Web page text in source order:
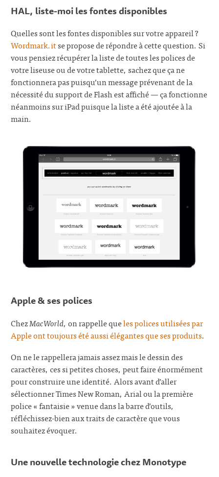
HAL, liste-moi les fontes disponibles
Quelles sont les fontes disponibles sur votre appareil ?
Wordmark.itse propose de répondre à cette question. Si
vous pensiez récupérer la liste de toutes les polices de
votre liseuse ou de votre tablette, sachez que ça ne
fonctionnera pas puisqu’un message prévenant de la
nécessité du support de Flash est affiché — ça fonctionne
néanmoins sur iPad puisque la liste a été ajoutée à la
main.
Apple & ses polices
ChezMacWorld, on rappelle queles polices utilisées par
Apple ont toujours été aussi élégantes que ses produits.
On ne le rappellera jamais assez mais le dessin des
caractères, ces si petites choses, peut faire énormément
pour construire une identité. Alors avant d’aller
sélectionner Times New Roman, Arial ou la première
police « fantaisie » venue dans la barre d’outils,
réfléchissez-bien aux traits de caractère que vous
souhaitez évoquer.
Une nouvelle technologie chez Monotype